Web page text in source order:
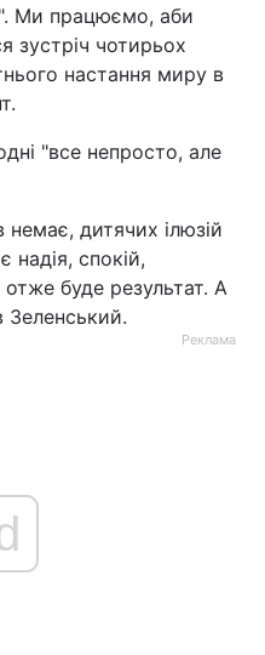
Ми працюємо, аби
зустріч чотирьох
настання миру в
"все непросто, але
немає, дитячих ілюзій
надія, спокій,
буде результат. А
Зеленський.
Реклама